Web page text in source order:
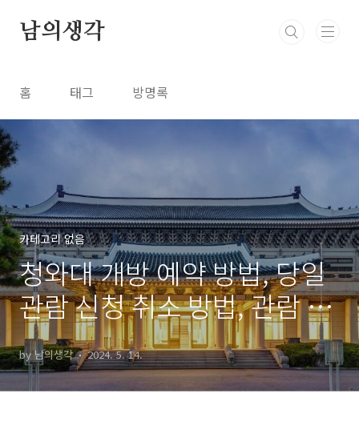
남의생각
홈 태그 방명록
카테고리 없음
청와대 개방 예약 방법, 당일
관람 신청 취소 방법, 관람 코
스 및 주의사항 총정리
by 남의생각 2024. 5. 14.